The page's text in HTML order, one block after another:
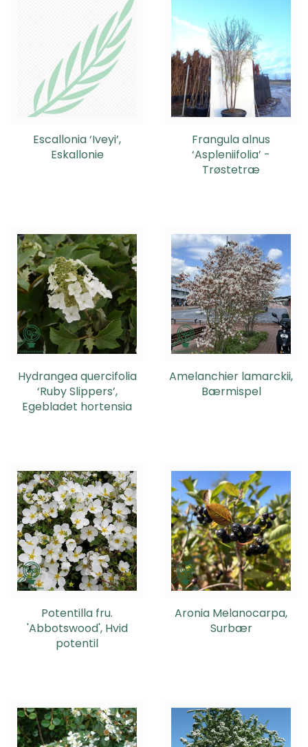
Escallonia ‘Iveyi’,
Eskallonie
Frangula alnus
‘Aspleniifolia’ -
Trøstetræ
Hydrangea quercifolia
‘Ruby Slippers’,
Egebladet hortensia
Amelanchier lamarckii,
Bærmispel
Potentilla fru.
'Abbotswood', Hvid
potentil
Aronia Melanocarpa,
Surbær